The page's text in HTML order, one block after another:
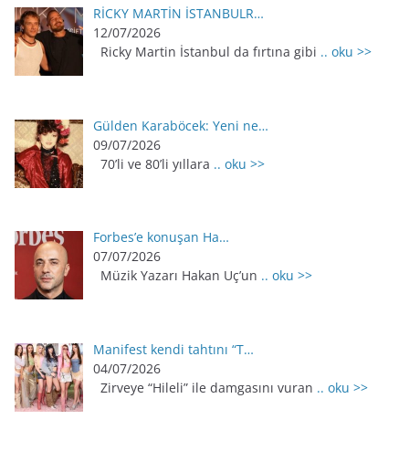
RİCKY MARTİN İSTANBULR…
12/07/2026
Ricky Martin İstanbul da fırtına gibi .. oku >>
Gülden Karaböcek: Yeni ne…
09/07/2026
70’li ve 80’li yıllara .. oku >>
Forbes’e konuşan Ha…
07/07/2026
Müzik Yazarı Hakan Uç’un .. oku >>
Manifest kendi tahtını “T…
04/07/2026
Zirveye “Hileli” ile damgasını vuran .. oku >>